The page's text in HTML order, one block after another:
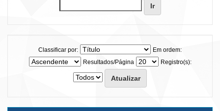
Classificar por:
Em ordem:
Resultados/Página
Registro(s):